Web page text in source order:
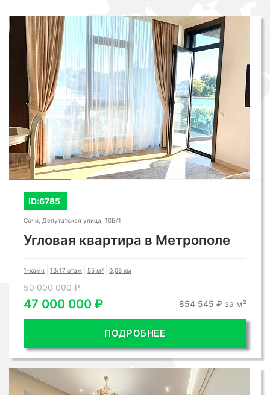
ID:6785
Сочи, Депутатская улица, 10Б/1
Угловая квартира в Метрополе
1-комн 13/17 этаж 55 м² 0,08 км
50 000 000 ₽
47 000 000 ₽ 854 545 ₽ за м²
ПОДРОБНЕЕ